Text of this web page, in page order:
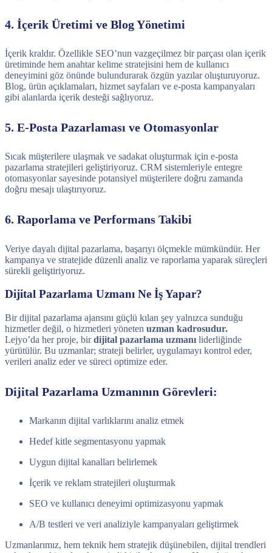
4. İçerik Üretimi ve Blog Yönetimi
İçerik kraldır. Özellikle SEO’nun vazgeçilmez bir parçası olan içerik
üretiminde hem anahtar kelime stratejisini hem de kullanıcı
deneyimini göz önünde bulundurarak özgün yazılar oluşturuyoruz.
Blog, ürün açıklamaları, hizmet sayfaları ve e-posta kampanyaları
gibi alanlarda içerik desteği sağlıyoruz.
5. E-Posta Pazarlaması ve Otomasyonlar
Sıcak müşterilere ulaşmak ve sadakat oluşturmak için e-posta
pazarlama stratejileri geliştiriyoruz. CRM sistemleriyle entegre
otomasyonlar sayesinde potansiyel müşterilere doğru zamanda
doğru mesajı ulaştırıyoruz.
6. Raporlama ve Performans Takibi
Veriye dayalı dijital pazarlama, başarıyı ölçmekle mümkündür. Her
kampanya ve stratejide düzenli analiz ve raporlama yaparak süreçleri
sürekli geliştiriyoruz.
Dijital Pazarlama Uzmanı Ne İş Yapar?
Bir dijital pazarlama ajansını güçlü kılan şey yalnızca sunduğu
hizmetler değil, o hizmetleri yöneten uzman kadrosudur.
Lejyo’da her proje, birdijital pazarlama uzmanı liderliğinde
yürütülür. Bu uzmanlar; strateji belirler, uygulamayı kontrol eder,
verileri analiz eder ve süreci optimize eder.
Dijital Pazarlama Uzmanının Görevleri:
Markanın dijital varlıklarını analiz etmek
Hedef kitle segmentasyonu yapmak
Uygun dijital kanalları belirlemek
İçerik ve reklam stratejileri oluşturmak
SEO ve kullanıcı deneyimi optimizasyonu yapmak
A/B testleri ve veri analiziyle kampanyaları geliştirmek
Uzmanlarımız, hem teknik hem stratejik düşünebilen, dijital trendleri